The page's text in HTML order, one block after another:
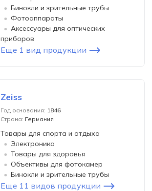
Бинокли и зрительные трубы
Фотоаппараты
Аксессуары для оптических
приборов
Еще 1 вид продукции
Zeiss
Год основания: 1846
Страна: Германия
Товары для спорта и отдыха
Электроника
Товары для здоровья
Объективы для фотокамер
Бинокли и зрительные трубы
Еще 11 видов продукции